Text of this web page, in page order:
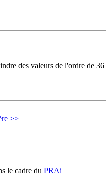
des valeurs de l'ordre
>>
le cadre du PRAi